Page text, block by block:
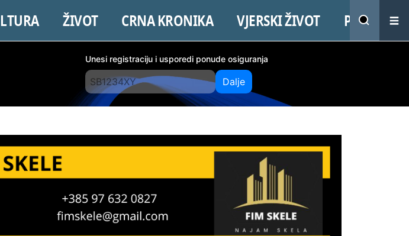
ŽIVOT CRNA KRONIKA VJERSKI ŽIVOT PROMO
Unesi registraciju i usporedi ponude osiguranja
Dalje